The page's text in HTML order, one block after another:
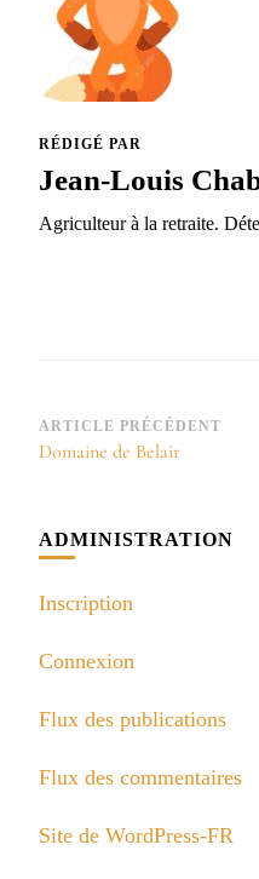
RÉDIGÉ PAR
Jean-Louis
Agriculteur à la retraite.
Navigation
d’article
ARTICLE PRÉCÉDENT
Domaine de Belair
ADMINISTRATION
Inscription
Connexion
Flux des publications
Flux des commentaires
Site de WordPress-FR